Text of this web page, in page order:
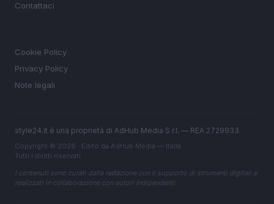
Contattaci
Cookie Policy
Privacy Policy
Note legali
style24.it è una proprietà di AdHub Media S.r.l. — REA 2729933
Copyright © 2026 · Edito da AdHub Media — Italia
Tutti i diritti riservati
I contenuti sono curati dalla redazione con il supporto di strumenti digitali e
realizzati in collaborazione con autori indipendenti.